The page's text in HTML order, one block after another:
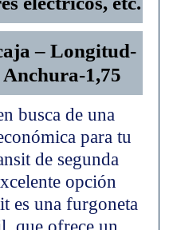
– Longitud-
1,75
busca de una
para tu
de segunda
opción
es una furgoneta
que ofrece un